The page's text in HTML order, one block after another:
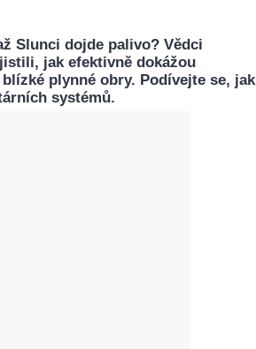
Slunci dojde palivo? Vědci
jak efektivně dokážou
plynné obry. Podívejte se, jak
systémů.